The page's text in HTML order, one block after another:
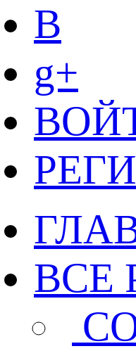
B
g+
ВСЕ